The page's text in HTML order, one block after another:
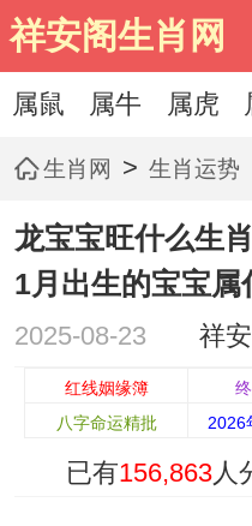
祥安阁生肖网
属鼠 属牛 属虎
生肖网 > 生肖运势
龙宝宝旺什么生
1月出生的宝宝属
2025-08-23 祥
红线姻缘簿
八字命运精批
2026
已有156,863人